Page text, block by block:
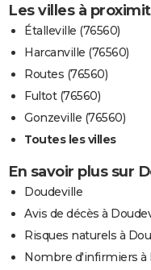
Les villes à
Étalleville (76560)
Harcanville (76560)
Routes (76560)
Fultot (76560)
Gonzeville (76560)
Toutes les villes
En savoir plus sur
Doudeville
Avis de décès à
Risques naturels à
Nombre d'infirmiers à